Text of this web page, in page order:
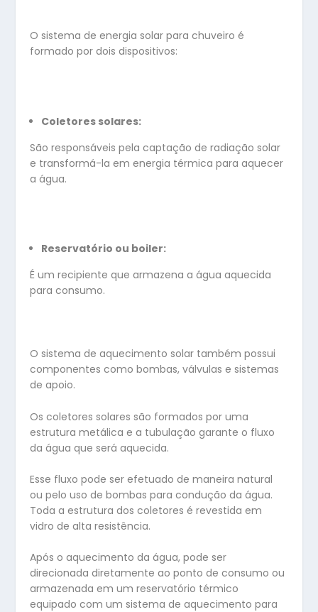
O sistema de energia solar para chuveiro é
formado por dois dispositivos:
Coletores solares:
São responsáveis pela captação de radiação solar
e transformá-la em energia térmica para aquecer
a água.
Reservatório ou boiler:
É um recipiente que armazena a água aquecida
para consumo.
O sistema de aquecimento solar também possui
componentes como bombas, válvulas e sistemas
de apoio.
Os coletores solares são formados por uma
estrutura metálica e a tubulação garante o fluxo
da água que será aquecida.
Esse fluxo pode ser efetuado de maneira natural
ou pelo uso de bombas para condução da água.
Toda a estrutura dos coletores é revestida em
vidro de alta resistência.
Após o aquecimento da água, pode ser
direcionada diretamente ao ponto de consumo ou
armazenada em um reservatório térmico
equipado com um sistema de aquecimento para